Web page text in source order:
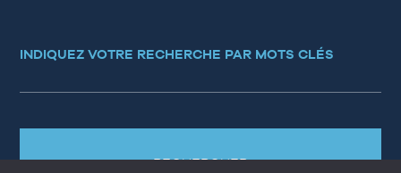
INDIQUEZ VOTRE RECHERCHE PAR MOTS CLÉS
RECHERCHER